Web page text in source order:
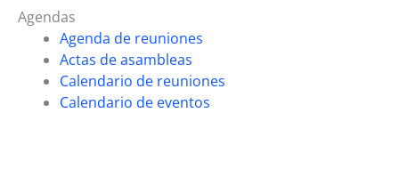
Agendas
Agenda de reuniones
Actas de asambleas
Calendario de reuniones
Calendario de eventos